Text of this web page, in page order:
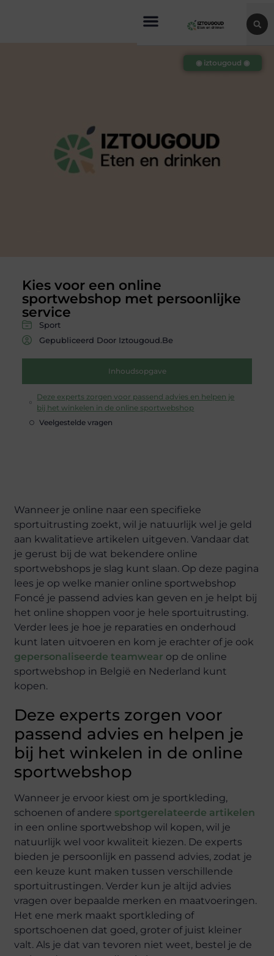
Kies voor een online
sportwebshop met persoonlijke
service
Sport
Gepubliceerd Door Iztougoud.be
Inhoudsopgave
Deze experts zorgen voor passend advies en helpen je
bij het winkelen in de online sportwebshop
Veelgestelde vragen
◉ iztougoud ◉
Wanneer je online naar een specifieke
sportuitrusting zoekt, wil je natuurlijk wel je geld
aan kwalitatieve artikelen uitgeven. Vandaar dat
je gerust bij de wat bekendere online
sportwebshops je slag kunt slaan. Op deze pagina
lees je op welke manier online sportwebshop
Foncé je passend advies kan geven en je helpt bij
het online shoppen voor je hele sportuitrusting.
Verder lees je hoe je reparaties en onderhoud
kunt laten uitvoeren en kom je erachter of je ook
gepersonaliseerde teamwear op de online
sportwebshop in België en Nederland kunt
kopen.
Deze experts zorgen voor
passend advies en helpen je
bij het winkelen in de online
sportwebshop
Wanneer je ervoor kiest om je sportkleding,
schoenen of andere sportgerelateerde artikelen
in een online sportwebshop wil kopen, wil je
natuurlijk wel voor kwaliteit kiezen. De experts
bieden je persoonlijk en passend advies, zodat je
een keuze kunt maken tussen verschillende
sportuitrustingen. Verder kun je altijd advies
vragen over bepaalde merken en maatvoeringen.
Het ene merk maakt sportkleding of
sportschoenen dat goed, groter of juist kleiner
valt. Als je dat van tevoren niet weet, bestel je de